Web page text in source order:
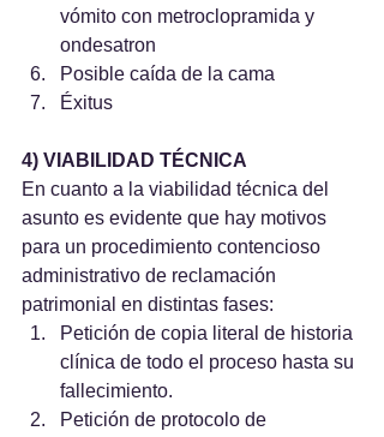
vómito con metroclopramida y
ondesatron
Posible caída de la cama
Éxitus
4) VIABILIDAD TÉCNICA
En cuanto a la viabilidad técnica del
asunto es evidente que hay motivos
para un procedimiento contencioso
administrativo de reclamación
patrimonial en distintas fases:
Petición de copia literal de historia
clínica de todo el proceso hasta su
fallecimiento.
Petición de protocolo de